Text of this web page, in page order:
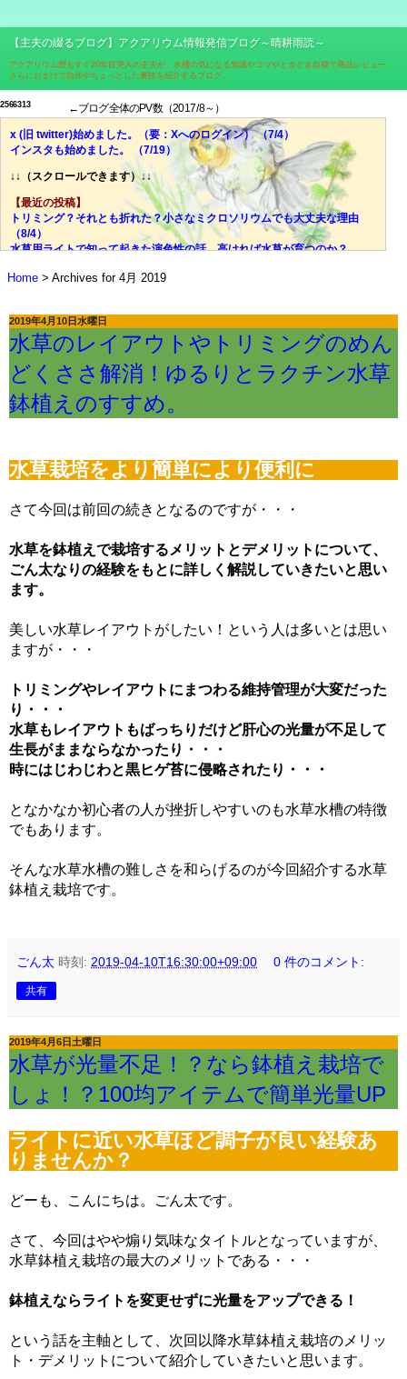
【主夫の綴るブログ】アクアリウム情報発信ブログ～晴耕雨読～
アクアリウム歴もすぐ20年目突入の主夫が、水槽の気になる知識やコツやときどき自腹で商品レビュー、
さらにおまけで自作やちょっとした裏技を紹介するブログ。
256631 3 ←ブログ全体のPV数（2017/8～）
x (旧 twitter)始めました。（要：Xへのログイン） （7/4）
インスタも始めました。 （7/19）
↓↓（スクロールできます）↓↓
【最近の投稿】
トリミング？それとも折れた？小さなミクロソリウムでも大丈夫な理由
（8/4）
水草用ライトで知って起きた演色性の話。高ければ水草が育つのか？
価格、光量、スペクトル、ブランド……それでも迷ったら色温度！
（7/14）
失敗談：安価な室内用LED電球で水草は育ちにくい。その理由とは？
（7/7）
ミクロソリウムはどんな水草？CO2添加量や肥料はどうする？ （6/30）
やった水槽立ち上がった！でもすぐにウールマットの掃除はしないで！
（6/23）
電磁弁が先か？スピードコントローラーが先か？CO2漏れ意外な原因
（6/9）
マツモをシェルターにする理由。仕方なくホームセンターまで行った訳
どうしてアカヒレは、安価で地味なのに人を魅了してやまないのか？
水槽立ち上げ！悩むパイロットフィッシュ選びはコイ科のアカヒレで
（5/19）
復帰・復活→放置した水槽・外部フィルターは水が漏れないか確認を！
（5/12）
（5/5）
素手でコリドラスを追いかけまわした結果、激痛・悶絶そして反省
（4/29）
（4/22）
コリドラスを飼育するなら水槽に敷いておきたい田砂の話 （4/15）
Home Archives for 4月 2019
2019年4月10日水曜日
水草のレイアウトやトリミングのめん
どくささ解消！ゆるりとラクチン水草
鉢植えのすすめ。
水草栽培をより簡単により便利に
さて今回は前回の続きとなるのですが・・・
水草を鉢植えで栽培するメリットとデメリットについて、
ごん太なりの経験をもとに詳しく解説していきたいと思い
ます。
美しい水草レイアウトがしたい！という人は多いとは思い
ますが・・・
トリミングやレイアウトにまつわる維持管理が大変だった
り・・・
水草もレイアウトもばっちりだけど肝心の光量が不足して
生長がままならなかったり・・・
時にはじわじわと黒ヒゲ苔に侵略されたり・・・
となかなか初心者の人が挫折しやすいのも水草水槽の特徴
でもあります。
そんな水草水槽の難しさを和らげるのが今回紹介する水草
鉢植え栽培です。
ごん太 時刻: 2019-04-10T16:30:00+09:00 0 件のコメント:
共有
2019年4月6日土曜日
水草が光量不足！？なら鉢植え栽培で
しょ！？100均アイテムで簡単光量UP
ライトに近い水草ほど調子が良い経験あ
りませんか？
どーも、こんにちは。ごん太です。
さて、今回はやや煽り気味なタイトルとなっていますが、
水草鉢植え栽培の最大のメリットである・・・
鉢植えならライトを変更せずに光量をアップできる！
という話を主軸として、次回以降水草鉢植え栽培のメリッ
ト・デメリットについて紹介していきたいと思います。